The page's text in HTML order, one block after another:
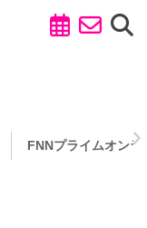
FNNプライムオンラ